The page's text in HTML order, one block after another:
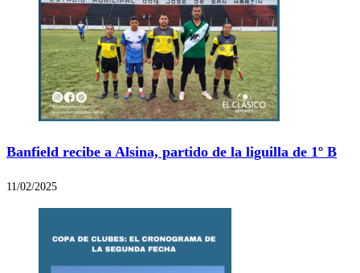
Banfield recibe a Alsina, partido de la liguilla de 1º B
11/02/2025